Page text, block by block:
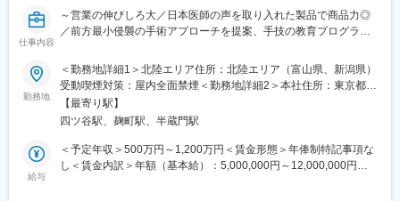
・資格手当取得金制度（ランクに応じて3-15万支給/研修の受講・
試験費の会社負担
最初の1~2年はメンテナンス業務に従事いただきますが、業務に
慣れてきたらメンテナンス業務だけでなく機械更新の提案など営
業にも挑戦いただけます。そのため、技術と営業の両面でスキル
アップができる環境です。
■働きやすい環境
基本は土日祝お休みで、休日出勤は月に2回程度に発生しますが、
仕事内容
～営業の伸びしろ大／日本医師の声を取り入れた製品で商品力◎
／前方最小侵襲の手術アプローチを提案、手技の教育プログラム
▽概要
・同社はスイスに本社を置き、世界45か国で事業展開するジョイ
ント・スパイン領域の医療機器メーカーです。
・患者の肉体的負担が少ない、前方最小侵襲手術（AIMS）に強み
を持っています。製品のほか、医師に向けた手技の教育プログラ
ムやAR技術を用いたサポートシステムも提供しており、既にグロ
勤務地
＜勤務地詳細1＞北陸エリア住所：北陸エリア（富山県、新潟県）
受動喫煙対策：屋内全面禁煙＜勤務地詳細2＞本社住所：東京都千
代田区麹町5-3-5 麹町中田ビル2階勤務地最寄駅：JR・東京メトロ
線／四ツ谷駅受動喫煙対策：屋内全面禁煙変更の範囲：会社の定
【最寄り駅】
四ツ谷駅、麹町駅、半蔵門駅
給与
＜予定年収＞500万円～1,200万円＜賃金形態＞年俸制特記事項な
し＜賃金内訳＞年額（基本給）：5,000,000円～12,000,000円＜